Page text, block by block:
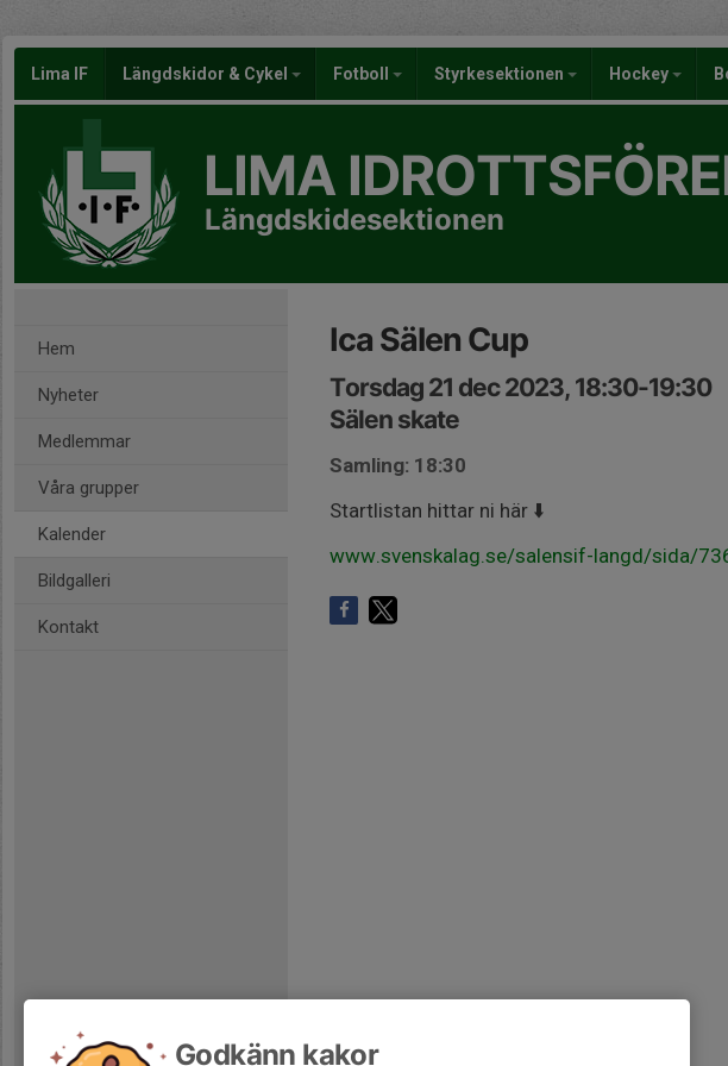
Lima IF Längdskidor & Cykel Fotboll Styrkesektionen Hockey
LIMA
Längdskidesektionen
Hem
Nyheter
Medlemmar
Våra grupper
Kalender
Bildgalleri
Kontakt
Ica Sälen Cup
Torsdag 21 dec 2023, 18:30-19:30
Sälen skate
Samling: 18:30
Startlistan hittar ni här ⬇️
www.svenskalag.se/salensif-langd/sida/
Godkänn kakor